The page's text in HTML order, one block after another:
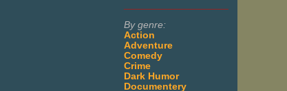
By genre:
Action
Adventure
Comedy
Crime
Dark Humor
Documentery